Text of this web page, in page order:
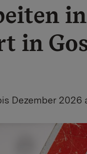
in
Dezember 2026